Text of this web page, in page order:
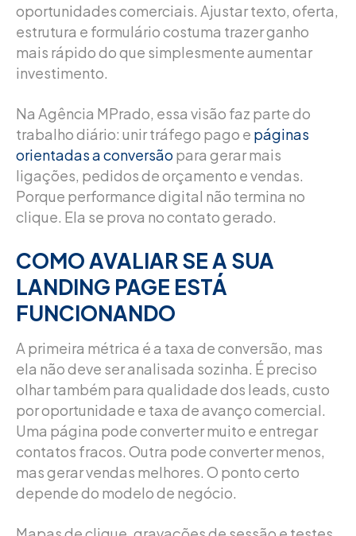
oportunidades comerciais. Ajustar texto, oferta,
estrutura e formulário costuma trazer ganho
mais rápido do que simplesmente aumentar
investimento.
Na Agência MPrado, essa visão faz parte do
trabalho diário: unir tráfego pago e páginas
orientadas a conversão para gerar mais
ligações, pedidos de orçamento e vendas.
Porque performance digital não termina no
clique. Ela se prova no contato gerado.
COMO AVALIAR SE A SUA
LANDING PAGE ESTÁ
FUNCIONANDO
A primeira métrica é a taxa de conversão, mas
ela não deve ser analisada sozinha. É preciso
olhar também para qualidade dos leads, custo
por oportunidade e taxa de avanço comercial.
Uma página pode converter muito e entregar
contatos fracos. Outra pode converter menos,
mas gerar vendas melhores. O ponto certo
depende do modelo de negócio.